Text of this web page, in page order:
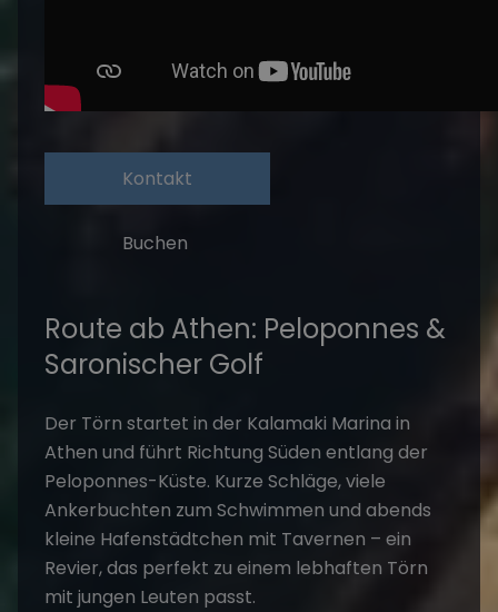
Kontakt
Buchen
Route ab Athen: Peloponnes &
Saronischer Golf
Der Törn startet in der Kalamaki Marina in
Athen und führt Richtung Süden entlang der
Peloponnes-Küste. Kurze Schläge, viele
Ankerbuchten zum Schwimmen und abends
kleine Hafenstädtchen mit Tavernen – ein
Revier, das perfekt zu einem lebhaften Törn
mit jungen Leuten passt.